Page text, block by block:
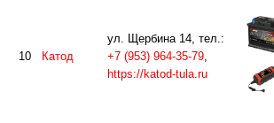
10 Катод
ул. Щербина 14, тел.:
+7 (953) 964-35-79
https://katod-tula.ru